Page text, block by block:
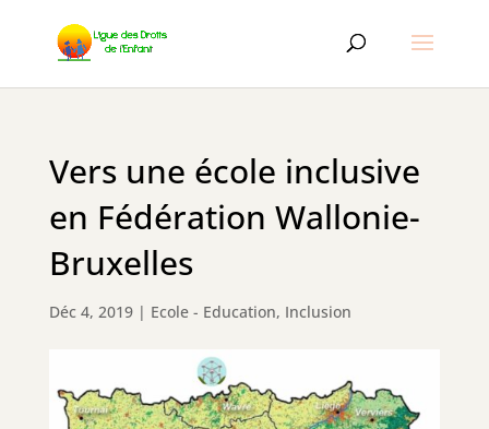
Vers une école inclusive
en Fédération Wallonie-
Bruxelles
Déc 4, 2019| Ecole - Education, Inclusion